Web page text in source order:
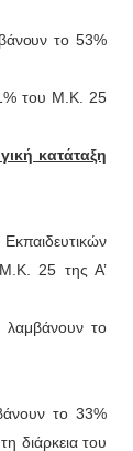
το 53%
του Μ.Κ. 25
κατάταξη
25 της Α’
το
το 33%
διάρκεια του